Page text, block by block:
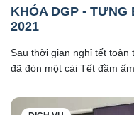
KHÓA DGP -
2021
Sau thời gian nghỉ tết toàn
đã đón một cái Tết đầm